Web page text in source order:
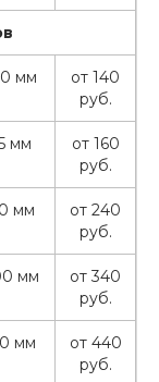
мм
от 140
руб.
мм
от 160
руб.
мм
от 240
руб.
мм
от 340
руб.
мм
от 440
руб.